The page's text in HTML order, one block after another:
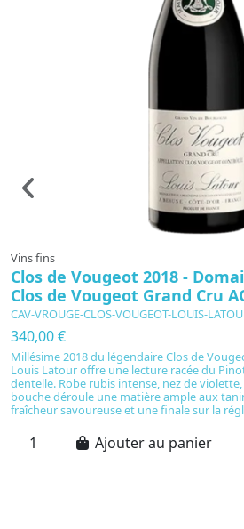
Vins fins
Clos de Vougeot 2018 -
Clos de Vougeot Grand Cru
CAV-VROUGE-CLOS-VOUGEOT-LOUIS-
340,00 €
Millésime 2018 du légendaire Clos de
Louis Latour offre une lecture racée du
dentelle. Robe rubis intense, nez de
bouche déroule une matière ample aux
fraîcheur savoureuse et une finale sur la
Ajouter au panier